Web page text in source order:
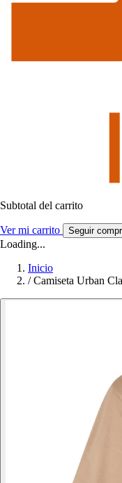
Subtotal del carrito
Ver mi carrito Seguir
Loading...
Inicio
/ Camiseta Urban